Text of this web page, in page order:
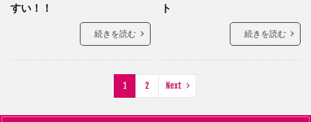
すい！！
続きを読む
ト
続きを読む
1 2 Next